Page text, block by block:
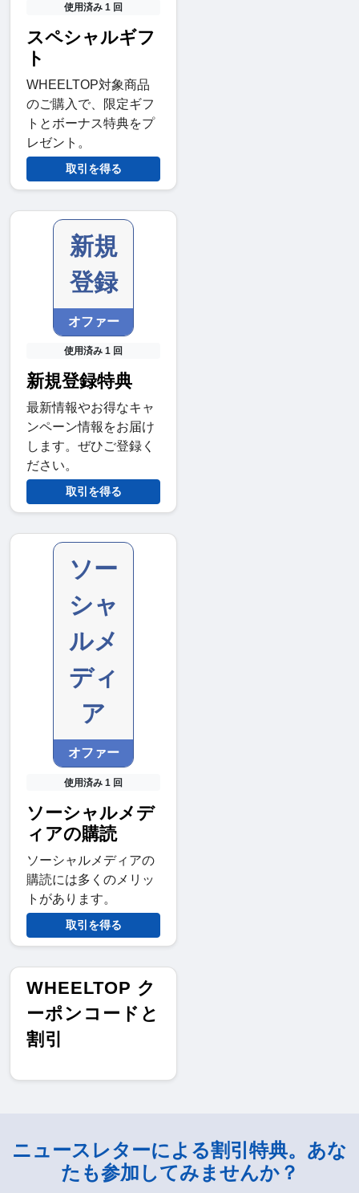
使用済み 1 回
スペシャルギフ
ト
WHEELTOP対象商品
のご購入で、限定ギフ
トとボーナス特典をプ
レゼント。
取引を得る
新規
登録
オファー
使用済み 1 回
新規登録特典
最新情報やお得なキャ
ンペーン情報をお届け
します。ぜひご登録く
ださい。
取引を得る
ソー
シャ
ルメ
ディ
ア
オファー
使用済み 1 回
ソーシャルメデ
ィアの購読
ソーシャルメディアの
購読には多くのメリッ
トがあります。
取引を得る
WHEELTOP ク
ーポンコードと
割引
ニュースレターによる割引特典。あな
たも参加してみませんか？